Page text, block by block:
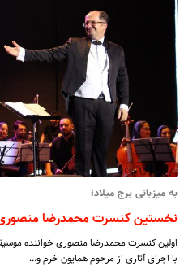
به میزبانی برج میلاد؛
نخستین کنسرت محمدرضا
اولین کنسرت محمدرضا منصوری خواننده
با اجرای آثاری از مرحوم همایون خرم و…